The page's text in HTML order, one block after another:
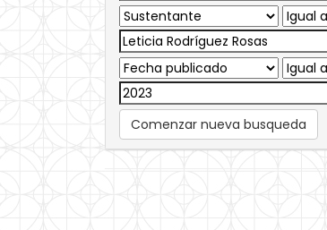
Comenzar nueva busqueda